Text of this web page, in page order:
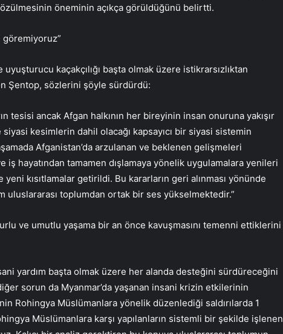
öneminin açıkça görüldüğünü belirtti.
göremiyoruz”
kaçakçılığı başta olmak üzere istikrarsızlıktan
Şentop, sözlerini şöyle sürdürdü:
tesisi ancak Afgan halkının her bireyinin insan onuruna yakışır
kesimlerin dahil olacağı kapsayıcı bir siyasi sistemin
Afganistan’da arzulanan ve beklenen gelişmeleri
iş hayatından tamamen dışlamaya yönelik uygulamalara yenileri
kısıtlamalar getirildi. Bu kararların geri alınması yönünde
uluslararası toplumdan ortak bir ses yükselmektedir.”
ve umutlu yaşama bir an önce kavuşmasını temenni ettiklerini
yardım başta olmak üzere her alanda desteğini sürdüreceğini
sorun da Myanmar’da yaşanan insani krizin etkilerinin
Rohingya Müslümanlara yönelik düzenlediği saldırılarda 1
Müslümanlara karşı yapılanların sistemli bir şekilde işlenen